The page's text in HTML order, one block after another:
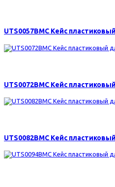
UTS0057BMC Кейс
UTS0072BMC Кейс
UTS0082BMC Кейс